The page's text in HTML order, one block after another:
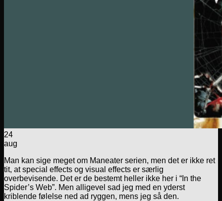
24
aug
Man kan sige meget om Maneater serien, men det er ikke ret
tit, at special effects og visual effects er særlig
overbevisende. Det er de bestemt heller ikke her i “In the
Spider’s Web”. Men alligevel sad jeg med en yderst
kriblende følelse ned ad ryggen, mens jeg så den.